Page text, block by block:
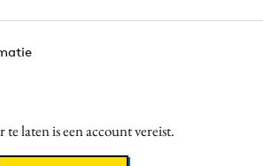
laten is een account vereist.